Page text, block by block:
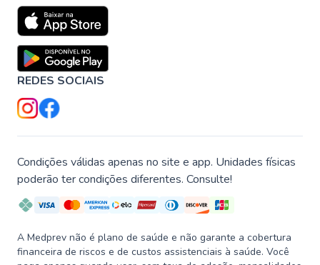
REDES SOCIAIS
Condições válidas apenas no site e app. Unidades físicas
poderão ter condições diferentes. Consulte!
A Medprev não é plano de saúde e não garante a cobertura
financeira de riscos e de custos assistenciais à saúde. Você